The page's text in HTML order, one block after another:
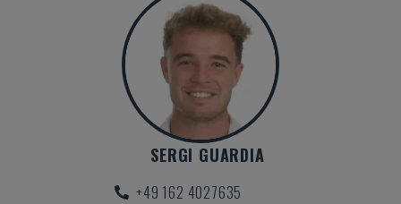
SERGI GUARDIA
+49 162 4027635